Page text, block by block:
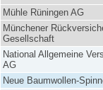
Mühle Rüningen AG
Münchener
Gesellschaft
National Allgemeine
AG
Neue Baumwollen-